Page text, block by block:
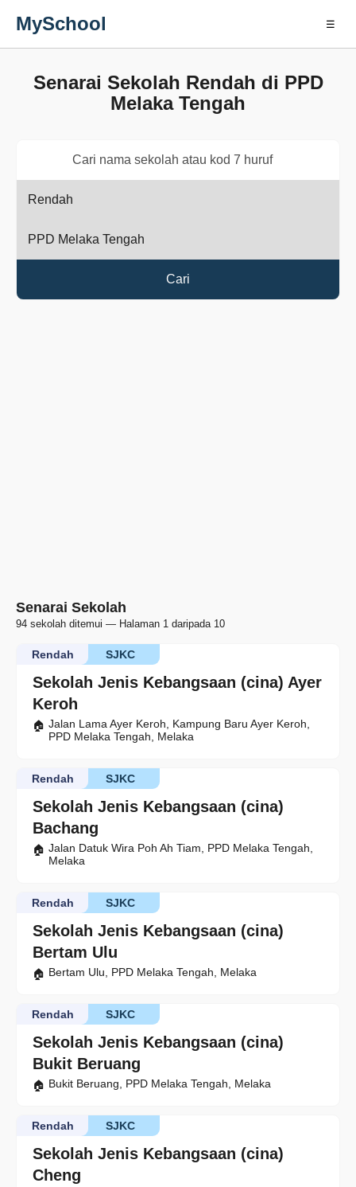
MySchool ☰
Senarai Sekolah Rendah di PPD
Melaka Tengah
Cari
Senarai Sekolah
94 sekolah ditemui — Halaman 1 daripada 10
Sekolah Jenis Kebangsaan (cina) Ayer
Keroh
SJKC
Rendah
Jalan Lama Ayer Keroh, Kampung Baru Ayer Keroh,
PPD Melaka Tengah, Melaka
Sekolah Jenis Kebangsaan (cina)
Bachang
SJKC
Rendah
Jalan Datuk Wira Poh Ah Tiam, PPD Melaka Tengah,
Melaka
Sekolah Jenis Kebangsaan (cina)
Bertam Ulu
SJKC
Rendah
Bertam Ulu, PPD Melaka Tengah, Melaka
Sekolah Jenis Kebangsaan (cina)
Bukit Beruang
SJKC
Rendah
Bukit Beruang, PPD Melaka Tengah, Melaka
Sekolah Jenis Kebangsaan (cina)
Cheng
SJKC
Rendah